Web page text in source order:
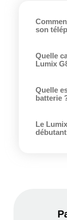
son
Quelle
Lumix
Quelle
batterie
Le